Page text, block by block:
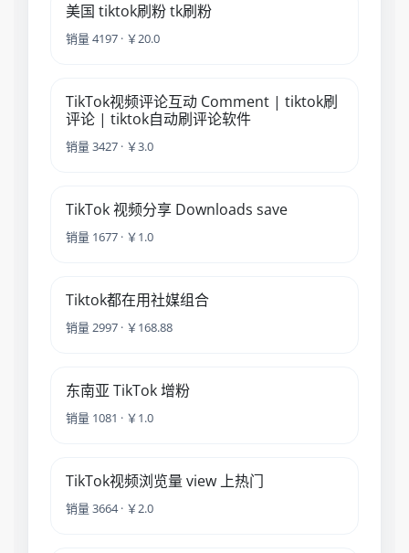
美国 tiktok刷粉 tk刷粉
销量 4197 · ￥20.0
TikTok视频评论互动 Comment | tiktok刷
评论 | tiktok自动刷评论软件
销量 3427 · ￥3.0
TikTok 视频分享 Downloads save
销量 1677 · ￥1.0
Tiktok都在用社媒组合
销量 2997 · ￥168.88
东南亚 TikTok 增粉
销量 1081 · ￥1.0
TikTok视频浏览量 view 上热门
销量 3664 · ￥2.0